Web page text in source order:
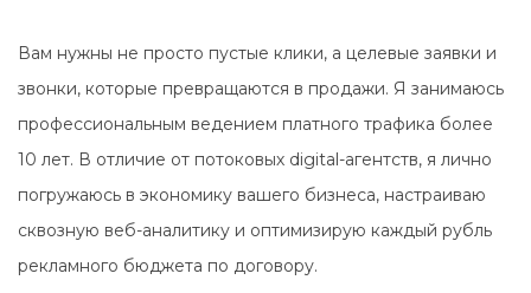
Вам нужны не просто пустые клики, а целевые заявки и
звонки, которые превращаются в продажи. Я занимаюсь
профессиональным ведением платного трафика более
10 лет. В отличие от потоковых digital-агентств, я лично
погружаюсь в экономику вашего бизнеса, настраиваю
сквозную веб-аналитику и оптимизирую каждый рубль
рекламного бюджета по договору.